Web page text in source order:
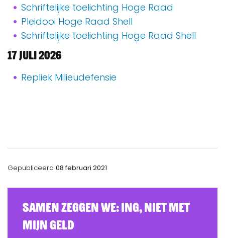
Schriftelijke toelichting Hoge Raad
Pleidooi Hoge Raad Shell
Schriftelijke toelichting Hoge Raad Shell
17 Juli 2026
Repliek Milieudefensie
Gepubliceerd 08 februari 2021
Samen zeggen we: ING, Niet Met
Mijn Geld